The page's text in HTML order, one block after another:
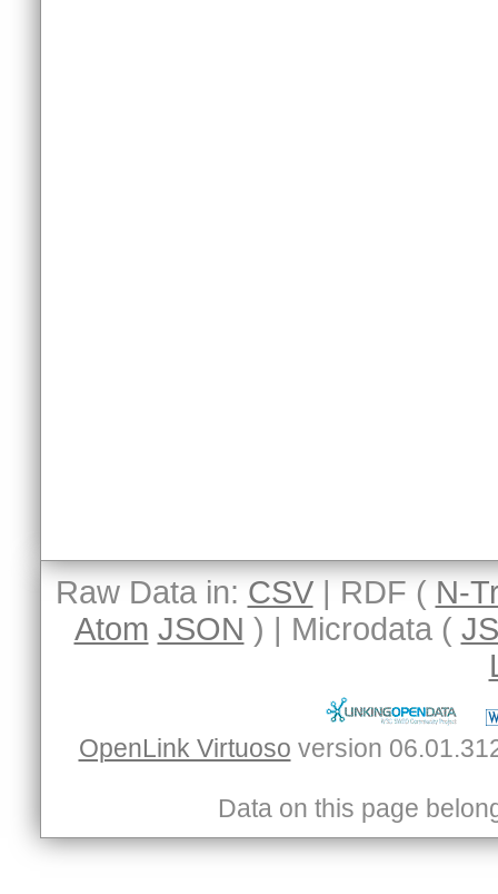
Raw Data in: CSV| RDF ( N-
Atom JSON ) | Microdata (
OpenLink Virtuoso
Data on this page